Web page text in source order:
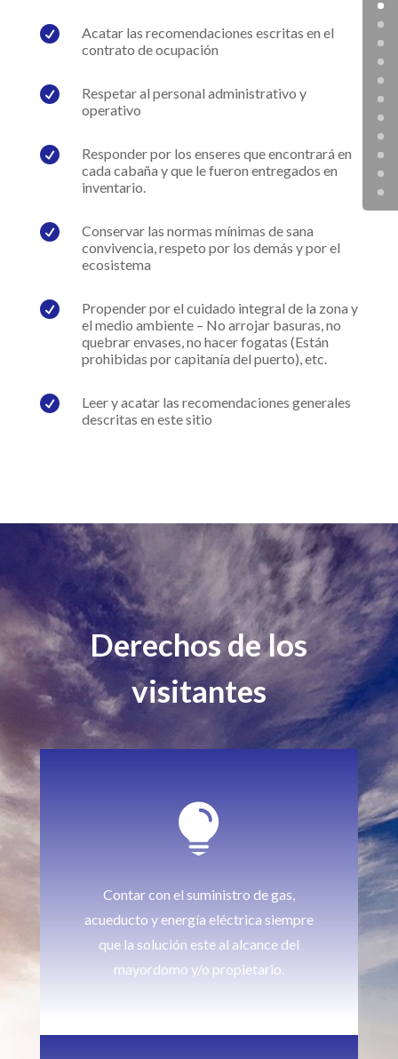

Acatar las recomendaciones escritas en el
contrato de ocupación

Respetar al personal administrativo y
operativo

Responder por los enseres que encontrará en
cada cabaña y que le fueron entregados en
inventario.

Conservar las normas mínimas de sana
convivencia, respeto por los demás y por el
ecosistema

Propender por el cuidado integral de la zona y
el medio ambiente – No arrojar basuras, no
quebrar envases, no hacer fogatas (Están
prohibidas por capitanía del puerto), etc.

Leer y acatar las recomendaciones generales
descritas en este sitio
Derechos de los
visitantes

Contar con el suministro de gas,
acueducto y energía eléctrica siempre
que la solución este al alcance del
mayordomo y/o propietario.